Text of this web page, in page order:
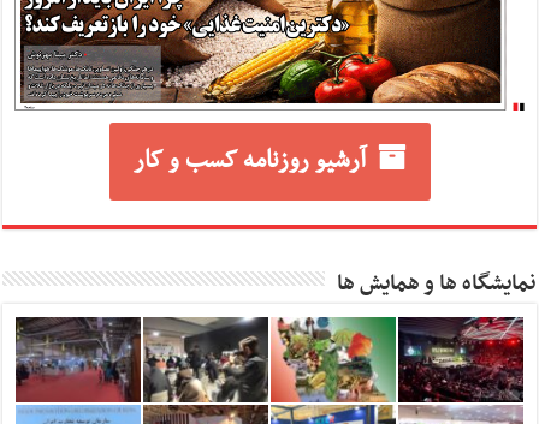
آرشیو روزنامه کسب و کار
نمایشگاه ها و همایش ها